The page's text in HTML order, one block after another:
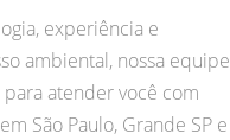
experiência e
ambiental, nossa equipe
atender você com
São Paulo, Grande SP e